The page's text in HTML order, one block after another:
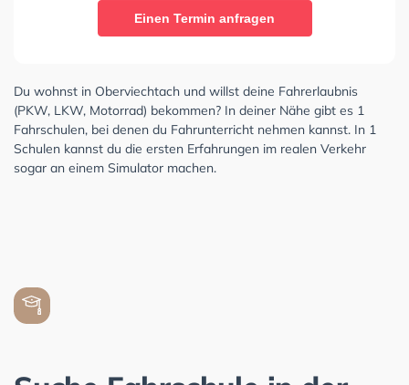
Einen Termin anfragen
Du wohnst in Oberviechtach und willst deine Fahrerlaubnis
(PKW, LKW, Motorrad) bekommen? In deiner Nähe gibt es 1
Fahrschulen, bei denen du Fahrunterricht nehmen kannst. In 1
Schulen kannst du die ersten Erfahrungen im realen Verkehr
sogar an einem Simulator machen.